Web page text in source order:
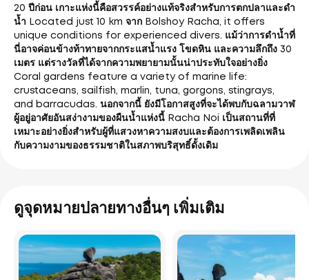
20 ปีก่อน เกาะแห่งนี้คือสวรรค์อย่างแท้จริงสำหรับการตกปลาและดำ
น้ำ Located just 10 km จาก Bolshoy Racha, it offers
unique conditions for experienced divers. แม้ว่าการดำน้ำที่
นี่อาจค่อนข้างท้าทายจากกระแสน้ำแรง โขดหิน และความลึกถึง 30
เมตร แต่รางวัลที่ได้จากความพยายามนั้นน่าประทับใจอย่างยิ่ง
Coral gardens feature a variety of marine life:
crustaceans, sailfish, marlin, tuna, gorgons, stingrays,
and barracudas. นอกจากนี้ ยังมีโอกาสสูงที่จะได้พบกับฉลามวาฬ
ผู้อยู่อาศัยอันสง่างามของผืนน้ำแห่งนี้ Racha Noi เป็นสถานที่ที่
เหมาะอย่างยิ่งสำหรับผู้ที่แสวงหาความสงบและต้องการเพลิดเพลิน
กับความงามของธรรมชาติในสภาพบริสุทธิ์ดั้งเดิม
ดูจุดหมายปลายทางอื่นๆ เพิ่มเติม